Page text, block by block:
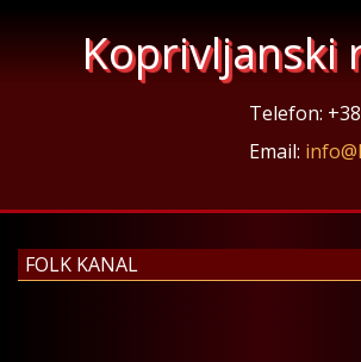
Koprivljanski
Telefon:
Email:
FOLK KANAL